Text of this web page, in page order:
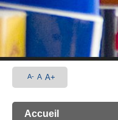
A- A A+
Accueil